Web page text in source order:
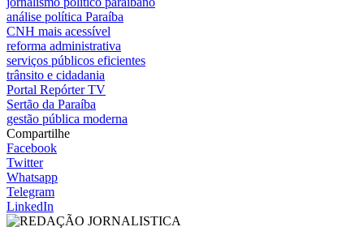
análise política Paraíba
CNH mais acessível
reforma administrativa
serviços públicos eficientes
trânsito e cidadania
Portal Repórter TV
Sertão da Paraíba
gestão pública moderna
Compartilhe
Facebook
Twitter
Whatsapp
Telegram
LinkedIn